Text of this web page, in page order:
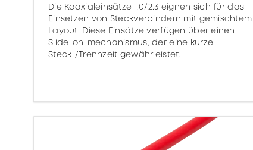
Die Koaxialeinsätze 1.0/2.3 eignen sich für das
Einsetzen von Steckverbindern mit gemischtem
Layout. Diese Einsätze verfügen über einen
Slide-on-mechanismus, der eine kurze
Steck-/Trennzeit gewährleistet.